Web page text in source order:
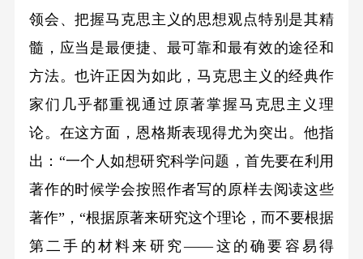
领会、把握马克思主义的思想观点特别是其精
髓，应当是最便捷、最可靠和最有效的途径和
方法。也许正因为如此，马克思主义的经典作
家们几乎都重视通过原著掌握马克思主义理
论。在这方面，恩格斯表现得尤为突出。他指
出：“一个人如想研究科学问题，首先要在利用
著作的时候学会按照作者写的原样去阅读这些
著作”，“根据原著来研究这个理论，而不要根据
第二手的材料来研究——这的确要容易得